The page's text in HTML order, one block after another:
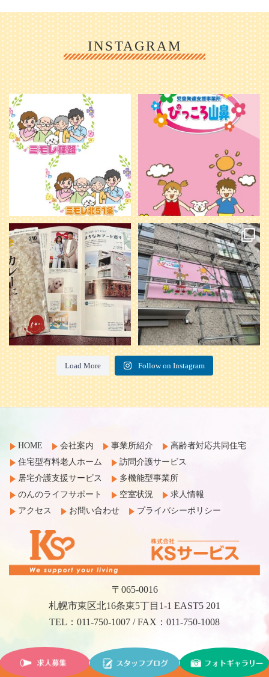
INSTAGRAM
利用者様やご家族の皆さまに、親し
みや温かさが伝わるようなデザイン
を目指し、ミモレのイラストを新し
く作...
20 0
＼ 2026年6月1日 OPEN ／
...
25 0
本日発売のオトンvol.210号に掲載さ
れました！...
28 1
『ぴっころ山鼻』オープンに向けて
準備が着々と進んでいます。
皆さんお楽しみに〜
...
26 0
Load More Follow on Instagram
HOME 会社案内 事業所紹介
高齢者対応共同住宅
住宅型有料老人ホーム
訪問介護サービス
居宅介護支援サービス
多機能型事業所
のんのライフサポート
空室状況
求人情報
アクセス
お問い合わせ プライバシーポリシー
〒065-0016
札幌市東区北16条東5丁目1-1 EAST5 201
TEL：011-750-1007 / FAX：011-750-1008
©2017 KS Service